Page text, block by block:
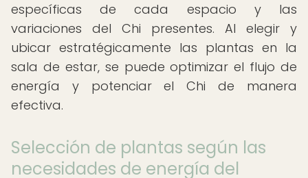
específicas de cada espacio y las
variaciones del Chi presentes. Al elegir y
ubicar estratégicamente las plantas en la
sala de estar, se puede optimizar el flujo de
energía y potenciar el Chi de manera
efectiva.
Selección de plantas según las
necesidades de energía del